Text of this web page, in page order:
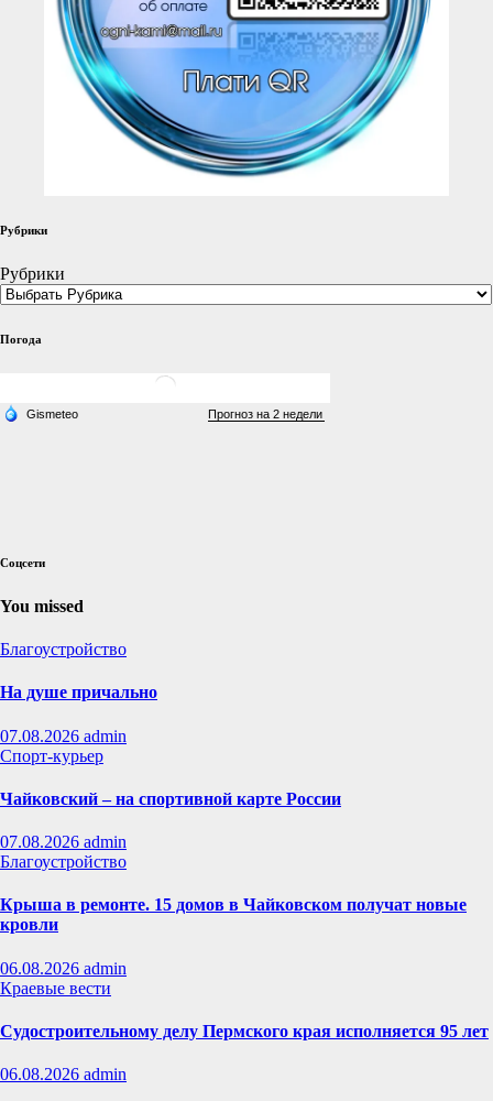
Рубрики
Рубрики
Погода
Соцсети
You missed
Благоустройство
На душе причально
07.08.2026 admin
Спорт-курьер
Чайковский – на спортивной карте России
07.08.2026 admin
Благоустройство
Крыша в ремонте. 15 домов в Чайковском получат новые
кровли
06.08.2026 admin
Краевые вести
Судостроительному делу Пермского края исполняется 95 лет
06.08.2026 admin